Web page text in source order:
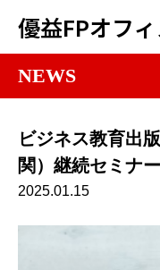
優益FPオフ
NEWS
ビジネス教育出
関）継続セミナ
2025.01.15